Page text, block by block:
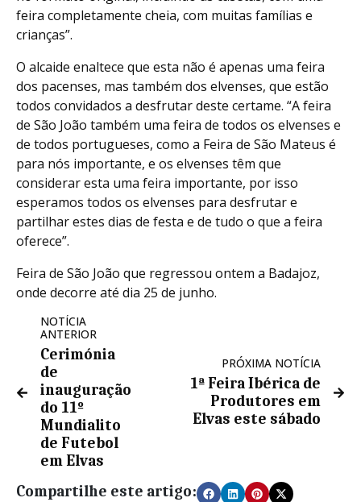
feira completamente cheia, com muitas famílias e
crianças”.
O alcaide enaltece que esta não é apenas uma feira
dos pacenses, mas também dos elvenses, que estão
todos convidados a desfrutar deste certame. “A feira
de São João também uma feira de todos os elvenses e
de todos portugueses, como a Feira de São Mateus é
para nós importante, e os elvenses têm que
considerar esta uma feira importante, por isso
esperamos todos os elvenses para desfrutar e
partilhar estes dias de festa e de tudo o que a feira
oferece”.
Feira de São João que regressou ontem a Badajoz,
onde decorre até dia 25 de junho.
NOTÍCIA
ANTERIOR
Cerimónia
de
inauguração
do 11º
Mundialito
de Futebol
em Elvas
PRÓXIMA NOTÍCIA
1ª Feira Ibérica de
Produtores em
Elvas este sábado
Compartilhe este artigo: